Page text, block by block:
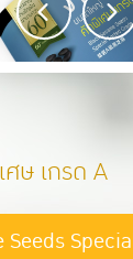
ษ เกรด A
Seeds